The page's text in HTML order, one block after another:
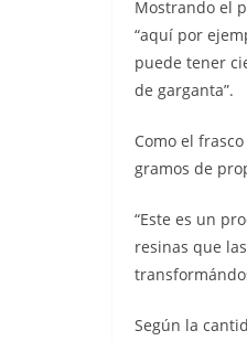
Mostrando el
“aquí por
puede tener
de garganta”.
Como el
gramos de
“Este es un
resinas que
Según la